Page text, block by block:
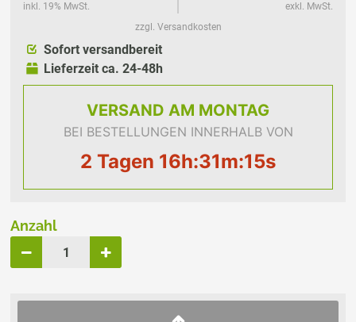
inkl. 19% MwSt.
exkl. MwSt.
zzgl. Versandkosten
Sofort versandbereit
Lieferzeit ca. 24-48h
VERSAND AM MONTAG
BEI BESTELLUNGEN INNERHALB VON
2 Tagen 16h:31m:15s
Anzahl